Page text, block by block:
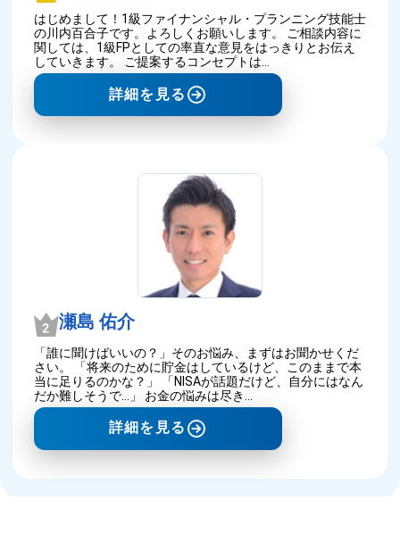
はじめまして！1級ファイナンシャル・プランニング技能士
の川内百合子です。よろしくお願いします。 ご相談内容に
関しては、1級FPとしての率直な意見をはっきりとお伝え
していきます。 ご提案するコンセプトは…
詳細を見る
瀬島 佑介
「誰に聞けばいいの？」そのお悩み、まずはお聞かせくだ
さい。 「将来のために貯金はしているけど、このままで本
当に足りるのかな？」 「NISAが話題だけど、自分にはなん
だか難しそうで…」 お金の悩みは尽き…
詳細を見る